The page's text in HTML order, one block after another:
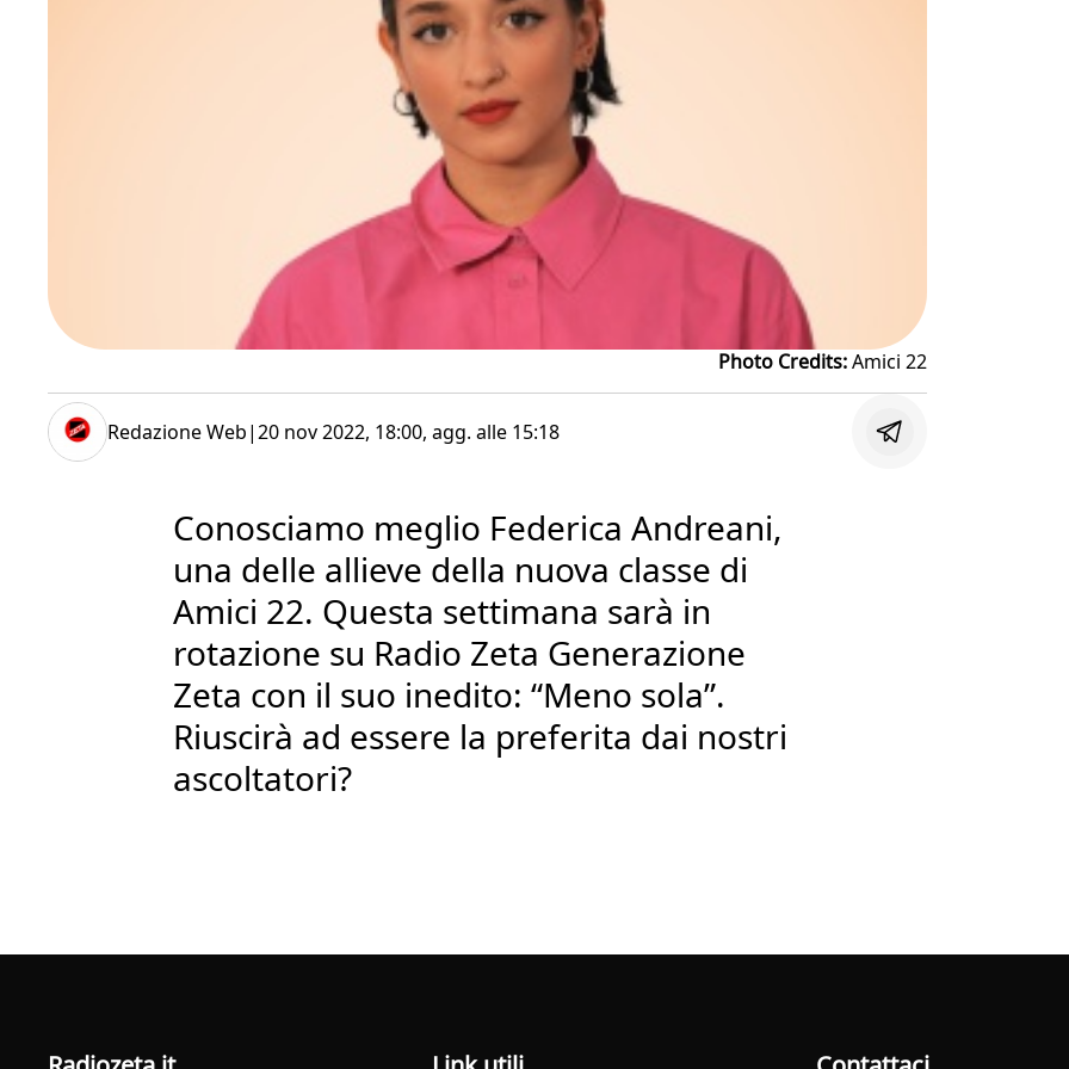
Photo Credits:Amici 22
Redazione Web|20 nov 2022, 18:00, agg. alle 15:18
Conosciamo meglio Federica Andreani,
una delle allieve della nuova classe di
Amici 22. Questa settimana sarà in
rotazione su Radio Zeta Generazione
Zeta con il suo inedito: “Meno sola”.
Riuscirà ad essere la preferita dai nostri
ascoltatori?